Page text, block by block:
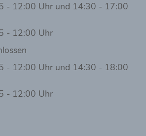
- 12:00 Uhr und 14:30 - 17:00
- 12:00 Uhr
- 12:00 Uhr und 14:30 - 18:00
- 12:00 Uhr